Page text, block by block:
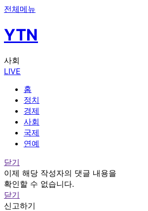
전체메뉴
YTN
사회
LIVE
홈
정치
경제
사회
국제
연예
닫기
이제 해당 작성자의 댓글 내용을
확인할 수 없습니다.
닫기
신고하기